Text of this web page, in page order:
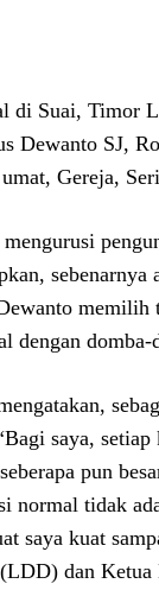
di Suai, Timor
Dewanto SJ,
Gereja,
sebenarnya
memilih
domba-
saya,
pun
normal tidak
saya kuat
dan